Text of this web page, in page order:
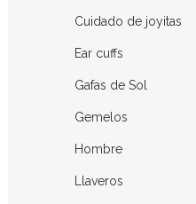
Cuidado de joyitas
Ear cuffs
Gafas de Sol
Gemelos
Hombre
Llaveros